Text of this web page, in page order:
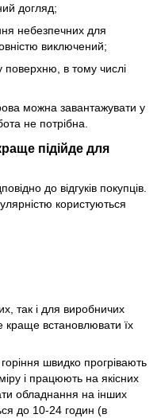
догляд;
небезпечних для
виключений;
поверхню, в тому числі
можна завантажувати у
не потрібна.
підійде для
до відгуків покупців.
користуються
так і для виробничих
встановлювати їх
швидко прогрівають
і працюють на якісних
обладнання на інших
до 10-24 годин (в